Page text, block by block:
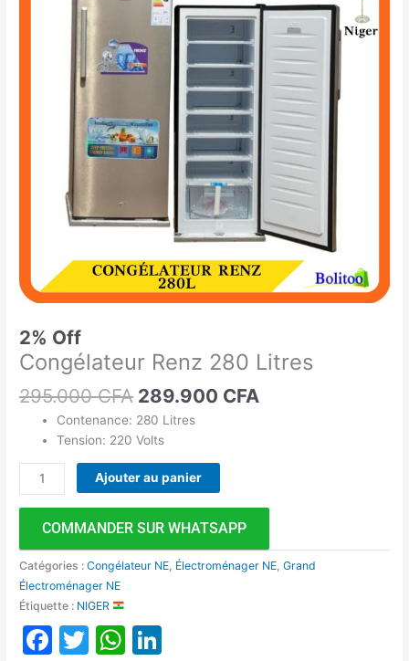
2% Off
Congélateur Renz 280 Litres
295.000CFA
295.000 CFA.
289.900 CFA
289.900 CFA.
Contenance: 280 Litres
Tension: 220 Volts
Ajouter au panier
COMMANDER SUR WHATSAPP
Catégories :Congélateur NE Électroménager NE ,Grand
Électroménager NE
Étiquette : NIGER
Facebook
TwitterWhatsApp